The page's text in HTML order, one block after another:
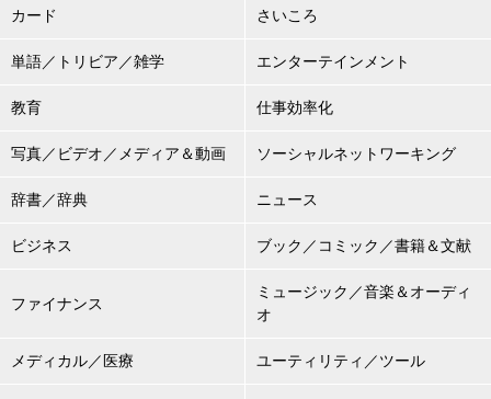
カード さいころ
単語／トリビア／雑学 エンターテインメント
教育 仕事効率化
写真／ビデオ／メディア＆動画 ソーシャルネットワーキング
辞書／辞典 ニュース
ビジネス ブック／コミック／書籍＆文献
ファイナンス
ミュージック／音楽＆オーディ
オ
メディカル／医療 ユーティリティ／ツール